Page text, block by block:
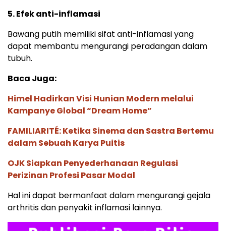
5. Efek anti-inflamasi
Bawang putih memiliki sifat anti-inflamasi yang
dapat membantu mengurangi peradangan dalam
tubuh.
Baca Juga:
Himel Hadirkan Visi Hunian Modern melalui
Kampanye Global “Dream Home”
FAMILIARITÉ: Ketika Sinema dan Sastra Bertemu
dalam Sebuah Karya Puitis
OJK Siapkan Penyederhanaan Regulasi
Perizinan Profesi Pasar Modal
Hal ini dapat bermanfaat dalam mengurangi gejala
arthritis dan penyakit inflamasi lainnya.